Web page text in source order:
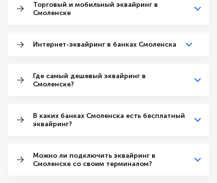
Торговый и мобильный эквайринг в
Смоленске
Интернет-эквайринг в банках Смоленска
Где самый дешевый эквайринг в
Смоленске?
В каких банках Смоленска есть бесплатный
эквайринг?
Можно ли подключить эквайринг в
Смоленске со своим терминалом?